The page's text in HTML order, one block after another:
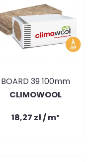
BOARD 39 100mm
CLIMOWOOL
18,27 zł / m²